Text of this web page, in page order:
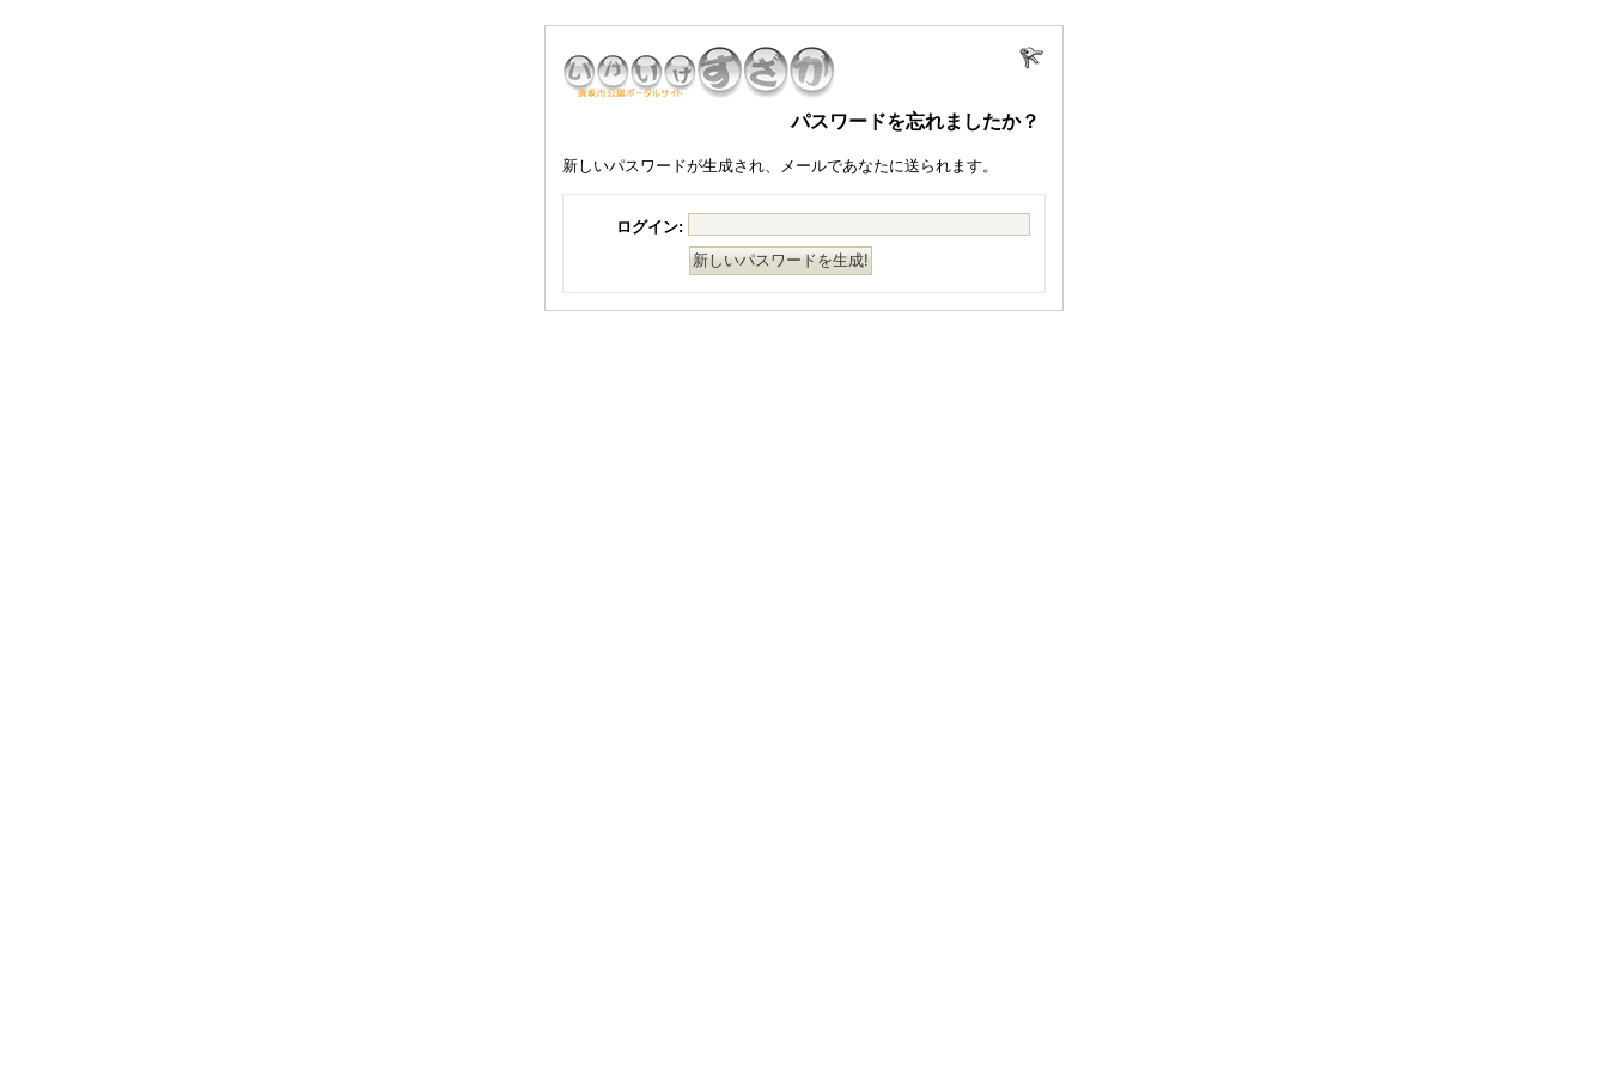
パスワードを忘れましたか？
新しいパスワードが生成され、メールであなたに送られます。
ログイン: